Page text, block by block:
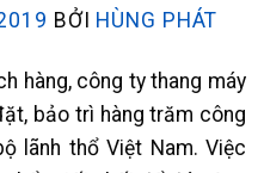
BỞI HÙNG PHÁT
hàng, công ty thang máy
bảo trì hàng trăm công
lãnh thổ Việt Nam. Việc